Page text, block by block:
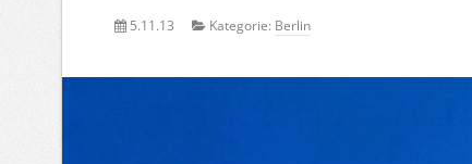
5.11.13 Kategorie: Berlin